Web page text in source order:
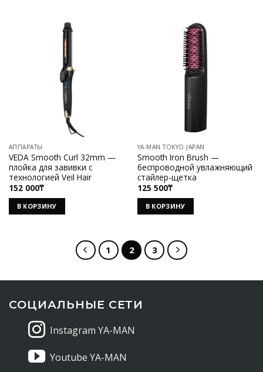
АППАРАТЫ
VEDA Smooth Curl 32mm —
плойка для завивки с
технологией Veil Hair
152 000₸
В КОРЗИНУ
YA-MAN TOKYO JAPAN
Smooth Iron Brush —
беспроводной увлажняющий
стайлер-щетка
125 500₸
В КОРЗИНУ
1 2 3
СОЦИАЛЬНЫЕ СЕТИ
Instagram YA-MAN
Youtube YA-MAN